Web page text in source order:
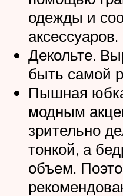
одежды и
аксессуаров.
Декольте.
быть самой
Пышная
модным
зрительно
тонкой, а
объем.